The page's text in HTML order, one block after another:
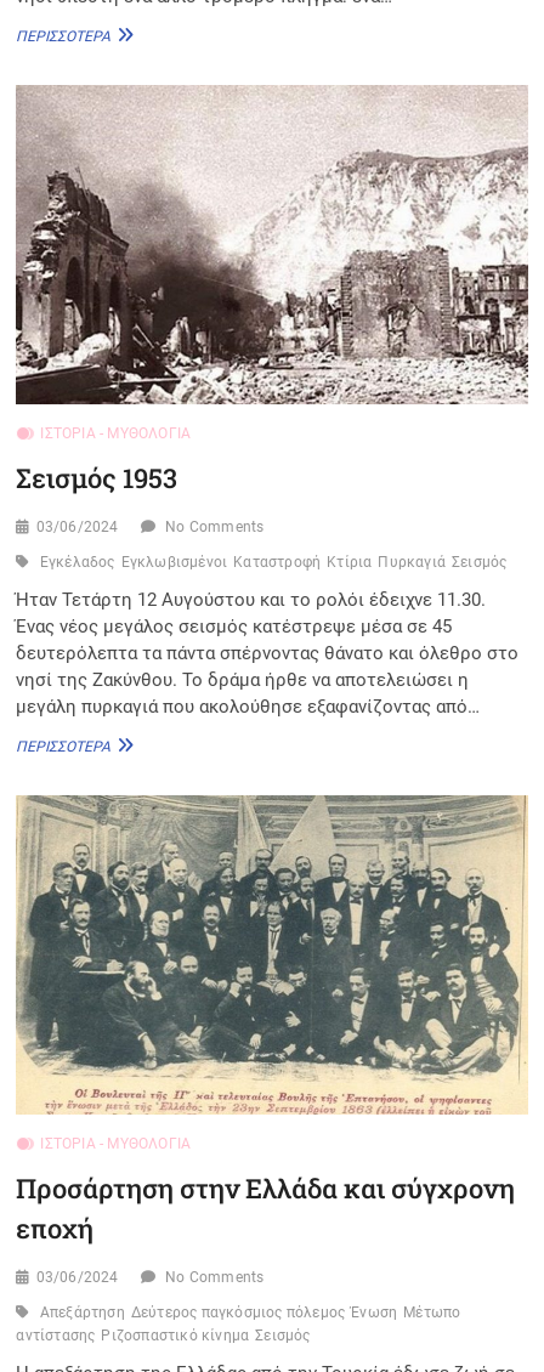
ΠΕΡΙΣΣΌΤΕΡΑ ΣΎΓΧΡΟΝΗ
ΙΣΤΟΡΊΑ - ΜΥΘΟΛΟΓΊΑ
Σεισμός 1953
03/06/2024 No Comments
Εγκέλαδος Εγκλωβισμένοι Καταστροφή Κτίρια Πυρκαγιά Σεισμός
Ήταν Τετάρτη 12 Αυγούστου και το ρολόι έδειχνε 11.30.
Ένας νέος μεγάλος σεισμός κατέστρεψε μέσα σε 45
δευτερόλεπτα τα πάντα σπέρνοντας θάνατο και όλεθρο στο
νησί της Ζακύνθου. Το δράμα ήρθε να αποτελειώσει η
μεγάλη πυρκαγιά που ακολούθησε εξαφανίζοντας από…
ΠΕΡΙΣΣΌΤΕΡΑ ΣΕΙΣΜΌΣ
ΙΣΤΟΡΊΑ - ΜΥΘΟΛΟΓΊΑ
Προσάρτηση στην Ελλάδα και σύγχρονη
εποχή
03/06/2024 No Comments
Απεξάρτηση Δεύτερος παγκόσμιος πόλεμος Ένωση Μέτωπο
αντίστασης Ριζοσπαστικό κίνημα Σεισμός